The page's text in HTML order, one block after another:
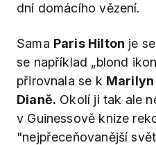
dní domácího vězení.
Sama Paris Hilton je
se například „blond
přirovnala se k
Dianě. Okolí ji tak ale
v Guinessově knize
"nejpřeceňovanější